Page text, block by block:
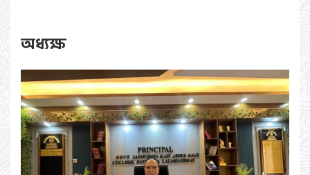
অধ্যক্ষ